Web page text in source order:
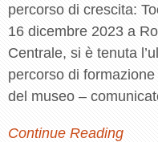
percorso di crescita:
16 dicembre 2023 a
Centrale, si è tenuta
percorso di
del museo –
Continue Reading